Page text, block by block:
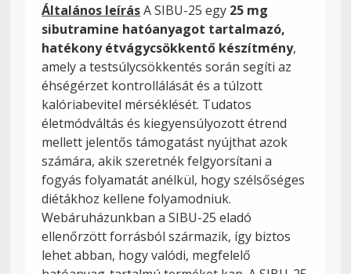
Általános leírásA SIBU-25 egy 25 mg
sibutramine hatóanyagot tartalmazó,
hatékony étvágycsökkentő készítmény,
amely a testsúlycsökkentés során segíti az
éhségérzet kontrollálását és a túlzott
kalóriabevitel mérséklését. Tudatos
életmódváltás és kiegyensúlyozott étrend
mellett jelentős támogatást nyújthat azok
számára, akik szeretnék felgyorsítani a
fogyás folyamatát anélkül, hogy szélsőséges
diétákhoz kellene folyamodniuk.
Webáruházunkban a SIBU-25 eladó
ellenőrzött forrásból származik, így biztos
lehet abban, hogy valódi, megfelelő